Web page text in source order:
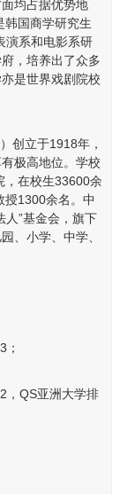
均占据优势地
韩国商学研究生
演系和电影系研
，培养出了众多
是世界戏剧院校
创立于1918年，
极高地位。学校
，在校生33600余
授1300余名。中
人”基金会，旗下
、小学、中学、
，QS亚洲大学排